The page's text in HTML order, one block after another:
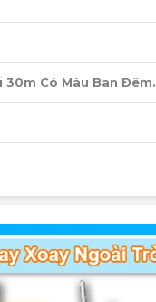
30m Có Màu Ban Ðêm.